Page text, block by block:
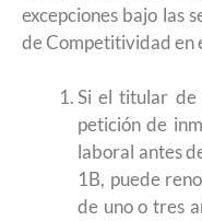
excepciones bajo las
de Competitividad en
Si el titular de
petición de
laboral antes
1B, puede
de uno o tres